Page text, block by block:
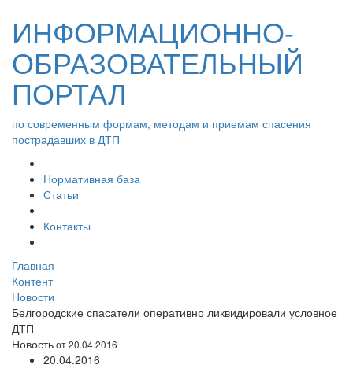
ИНФОРМАЦИОННО-
ОБРАЗОВАТЕЛЬНЫЙ
ПОРТАЛ
по современным формам, методам и приемам спасения
пострадавших в ДТП
Нормативная база
Статьи
Контакты
Главная
Контент
Новости
Белгородские спасатели оперативно ликвидировали условное
ДТП
Новостьот 20.04.2016
20.04.2016